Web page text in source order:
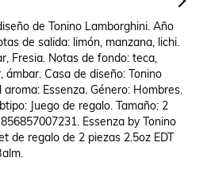
de Tonino Lamborghini. Año
de salida: limón, manzana, lichi.
Fresia. Notas de fondo: teca,
ámbar. Casa de diseño: Tonino
Essenza. Género: Hombres.
Juego de regalo. Tamaño: 2
Essenza by Tonino
de regalo de 2 piezas 2.5oz EDT